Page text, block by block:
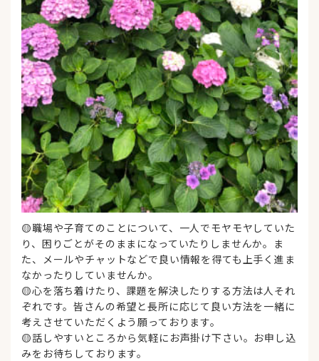
🟡職場や子育てのことについて、一人でモヤモヤしていた
り、困りごとがそのままになっていたりしませんか。ま
た、メールやチャットなどで良い情報を得ても上手く進ま
なかったりしていませんか。
🟡心を落ち着けたり、課題を解決したりする方法は人それ
ぞれです。皆さんの希望と長所に応じて良い方法を一緒に
考えさせていただくよう願っております。
🟡話しやすいところから気軽にお声掛け下さい。お申し込
みをお待ちしております。